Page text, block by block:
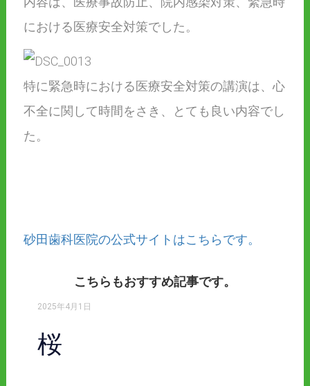
における医療安全対策でした。
特に緊急時における医療安全対策の講演は、心
不全に関して時間をさき、とても良い内容でし
た。
砂田歯科医院の公式サイトはこちらです。
こちらもおすすめ記事です。
2025年4月1日
桜